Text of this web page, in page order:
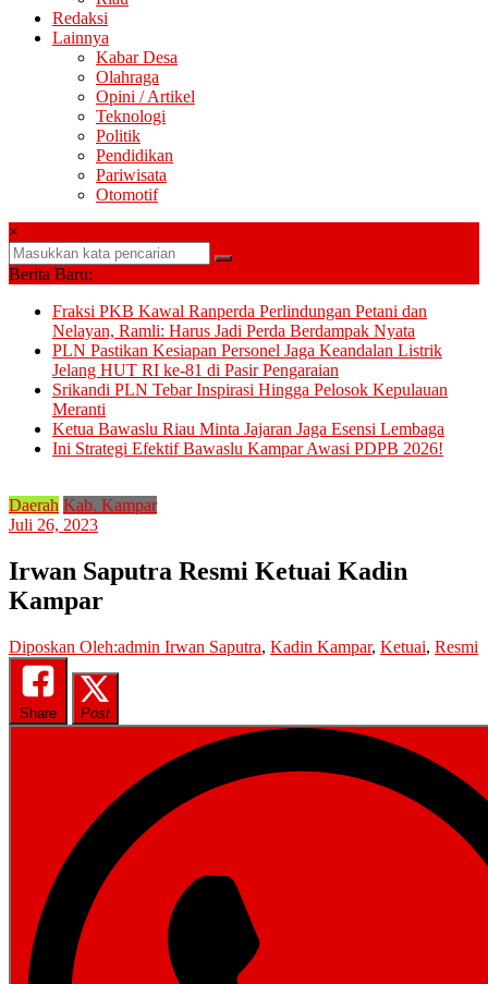
Redaksi
Lainnya
Kabar Desa
Olahraga
Opini / Artikel
Teknologi
Politik
Pendidikan
Pariwisata
Otomotif
×
Berita Baru:
Fraksi PKB Kawal Ranperda Perlindungan Petani dan
Nelayan, Ramli: Harus Jadi Perda Berdampak Nyata
PLN Pastikan Kesiapan Personel Jaga Keandalan Listrik
Jelang HUT RI ke-81 di Pasir Pengaraian
Srikandi PLN Tebar Inspirasi Hingga Pelosok Kepulauan
Meranti
Ketua Bawaslu Riau Minta Jajaran Jaga Esensi Lembaga
Ini Strategi Efektif Bawaslu Kampar Awasi PDPB 2026!
Daerah Kab. Kampar
Juli 26, 2023
Irwan Saputra Resmi Ketuai Kadin
Kampar
Diposkan Oleh:admin Irwan Saputra, Kadin Kampar, Ketuai, Resmi
Share Post